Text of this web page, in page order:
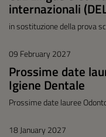
internazionali
in sostituzione della prova
09 February 2027
Prossime date
Igiene Dentale
Prossime date lauree
18 January 2027